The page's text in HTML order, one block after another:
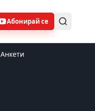
Абонирай се
Анкети